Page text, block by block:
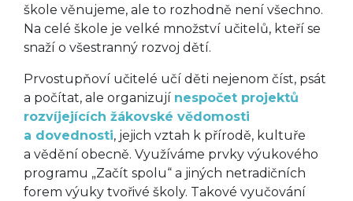
škole věnujeme, ale to rozhodně není všechno.
Na celé škole je velké množství učitelů, kteří se
snaží o všestranný rozvoj dětí.
Prvostupňoví učitelé učí děti nejenom číst, psát
a počítat, ale organizují nespočet projektů
rozvíjejících žákovské vědomosti
a dovednosti, jejich vztah k přírodě, kultuře
a vědění obecně. Využíváme prvky výukového
programu „Začít spolu“ a jiných netradičních
forem výuky tvořivé školy. Takové vyučování